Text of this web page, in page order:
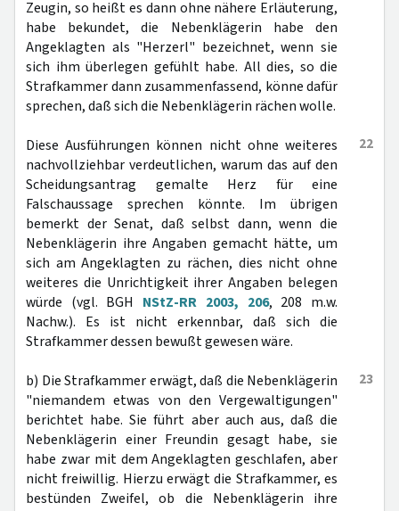
Zeugin, so heißt es dann ohne nähere Erläuterung,
habe bekundet, die Nebenklägerin habe den
Angeklagten als "Herzerl" bezeichnet, wenn sie
sich ihm überlegen gefühlt habe. All dies, so die
Strafkammer dann zusammenfassend, könne dafür
sprechen, daß sich die Nebenklägerin rächen wolle.
22
Diese Ausführungen können nicht ohne weiteres
nachvollziehbar verdeutlichen, warum das auf den
Scheidungsantrag gemalte Herz für eine
Falschaussage sprechen könnte. Im übrigen
bemerkt der Senat, daß selbst dann, wenn die
Nebenklägerin ihre Angaben gemacht hätte, um
sich am Angeklagten zu rächen, dies nicht ohne
weiteres die Unrichtigkeit ihrer Angaben belegen
würde (vgl. BGH NStZ-RR 2003, 206, 208 m.w.
Nachw.). Es ist nicht erkennbar, daß sich die
Strafkammer dessen bewußt gewesen wäre.
23
b) Die Strafkammer erwägt, daß die Nebenklägerin
"niemandem etwas von den Vergewaltigungen"
berichtet habe. Sie führt aber auch aus, daß die
Nebenklägerin einer Freundin gesagt habe, sie
habe zwar mit dem Angeklagten geschlafen, aber
nicht freiwillig. Hierzu erwägt die Strafkammer, es
bestünden Zweifel, ob die Nebenklägerin ihre